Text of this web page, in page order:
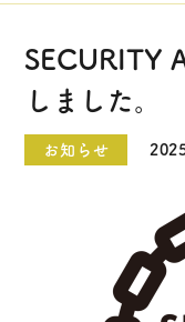
SECURITY
しました。
お知らせ